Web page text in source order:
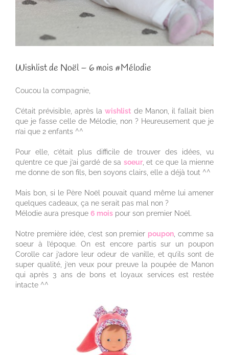
Wishlist de Noël – 6 mois #Mélodie
Coucou la compagnie,
C’était prévisible, après lawishlist de Manon, il fallait bien
que je fasse celle de Mélodie, non ? Heureusement que je
n’ai que 2 enfants ^^
Pour elle, c’était plus difficile de trouver des idées, vu
qu’entre ce que j’ai gardé de sa soeur, et ce que la mienne
me donne de son fils, ben soyons clairs, elle a déjà tout ^^
Mais bon, si le Père Noël pouvait quand même lui amener
quelques cadeaux, ça ne serait pas mal non ?
Mélodie aura presque 6 mois pour son premier Noël.
Notre première idée, c’est son premier poupon , comme sa
soeur à l’époque. On est encore partis sur un poupon
Corolle car j’adore leur odeur de vanille, et qu’ils sont de
super qualité, j’en veux pour preuve la poupée de Manon
qui après 3 ans de bons et loyaux services est restée
intacte ^^